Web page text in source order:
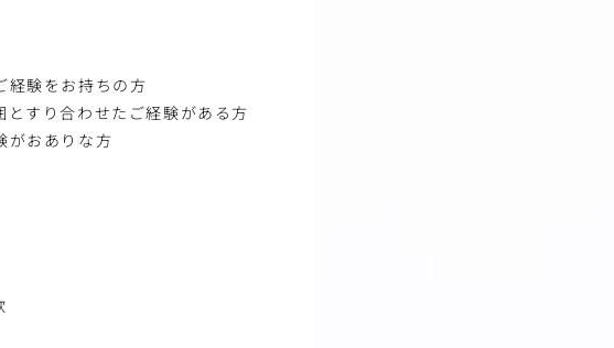
経験をお持ちの方
すり合わせたご経験がある方
がおありな方